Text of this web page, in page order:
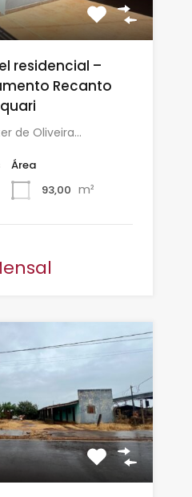
residencial –
Recanto
de Oliveira…
Área
93,00 m²